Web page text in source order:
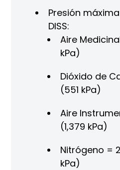
Presión
DISS:
Aire
kPa)
Dióxido de
(551 kPa)
Aire
(1,379 kPa)
Nitrógeno =
kPa)